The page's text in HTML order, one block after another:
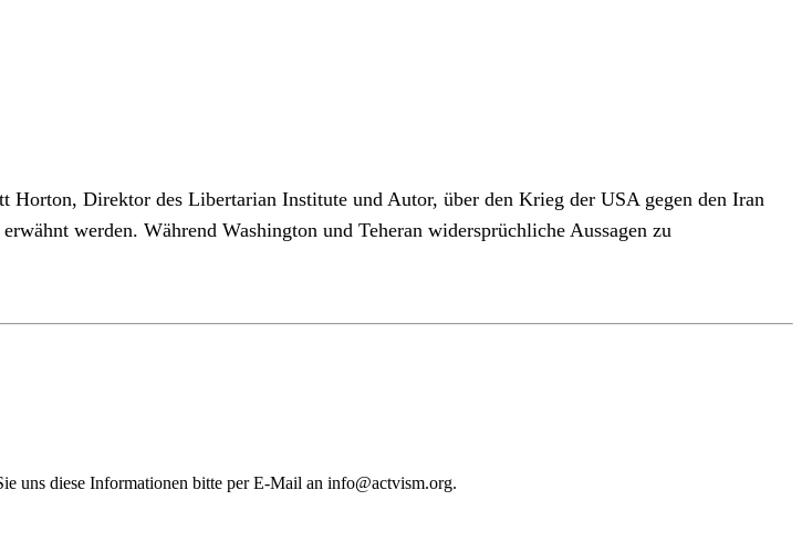
Direktor des Libertarian Institute und Autor, über den Krieg der USA gegen den Iran
werden. Während Washington und Teheran widersprüchliche Aussagen zu
uns diese Informationen bitte per E-Mail an info@actvism.org.